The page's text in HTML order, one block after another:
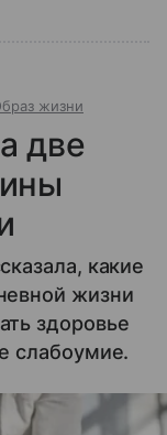
жизни
две
какие
жизни
здоровье
слабоумие.